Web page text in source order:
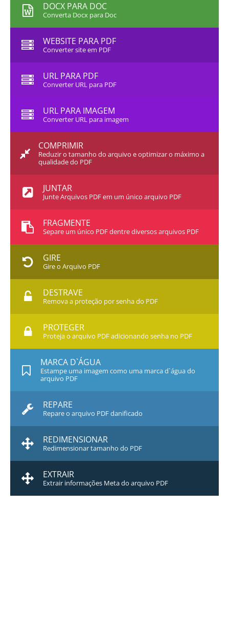
DOCX PARA DOC
Converta Docx para Doc
WEBSITE PARA PDF
Converter site em PDF
URL PARA PDF
Converter URL para PDF
URL PARA IMAGEM
Converter URL para imagem
COMPRIMIR
Reduzir o tamanho do arquivo e optimizar o máximo a
qualidade do PDF
JUNTAR
Junte Arquivos PDF em um único arquivo PDF
FRAGMENTE
Separe um único PDF dentre diversos arquivos PDF
GIRE
Gire o Arquivo PDF
DESTRAVE
Remova a proteção por senha do PDF
PROTEGER
Proteja o arquivo PDF adicionando senha no PDF
MARCA D`ÁGUA
Estampe uma imagem como uma marca d`água do
arquivo PDF
REPARE
Repare o arquivo PDF danificado
REDIMENSIONAR
Redimensionar tamanho do PDF
EXTRAIR
Extrair informações Meta do arquivo PDF